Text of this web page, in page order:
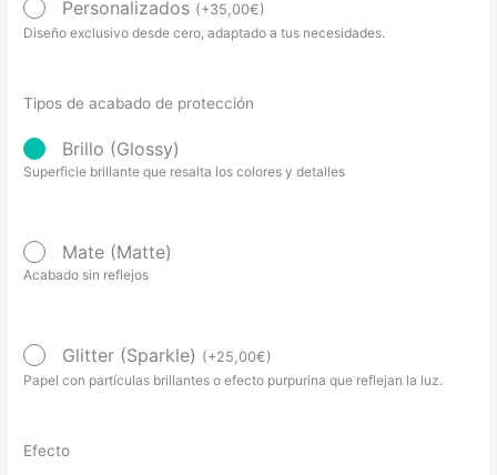
Personalizados (+35,00€)
Diseño exclusivo desde cero, adaptado a tus necesidades.
Tipos de acabado de protección
Brillo (Glossy)
Superficie brillante que resalta los colores y detalles
Mate (Matte)
Acabado sin reflejos
Glitter (Sparkle) (+25,00€)
Papel con partículas brillantes o efecto purpurina que reflejan la luz.
Efecto